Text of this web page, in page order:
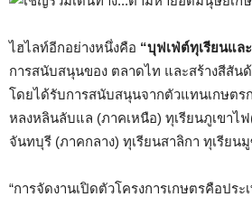
ไฮไลท์อีกอย่างหนึ่งคือ “บุฟเฟ่ต์ทุเรียนแล
การสนับสนุนของ ตลาดไท และสร้างสีสัน
โดยได้รับการสนับสนุนจากตัวแทนเกษตร
หลงหลินลับแล (ภาคเหนือ) ทุเรียนภูเขาไ
จันทบุรี (ภาคกลาง) ทุเรียนสาลิกา ทุเรียน
“การจัดงานเปิดตัวโครงการเกษตรคือปร